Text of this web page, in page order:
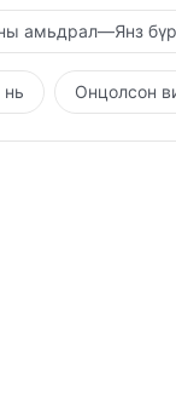
байсаар
байдал нь
Ариун Сүнсний
чадахгүй
явдал юм;
амьдрал—Янз
нь Онцолсон